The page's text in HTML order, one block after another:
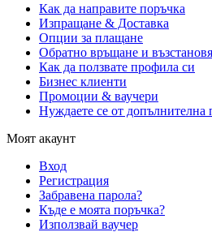
Как да направите поръчка
Изпращане & Доставка
Опции за плащане
Обратно връщане и
Как да ползвате профила си
Бизнес клиенти
Промоции & ваучери
Нуждаете се от
Моят акаунт
Вход
Регистрация
Забравена парола?
Къде е моята поръчка?
Използвай ваучер